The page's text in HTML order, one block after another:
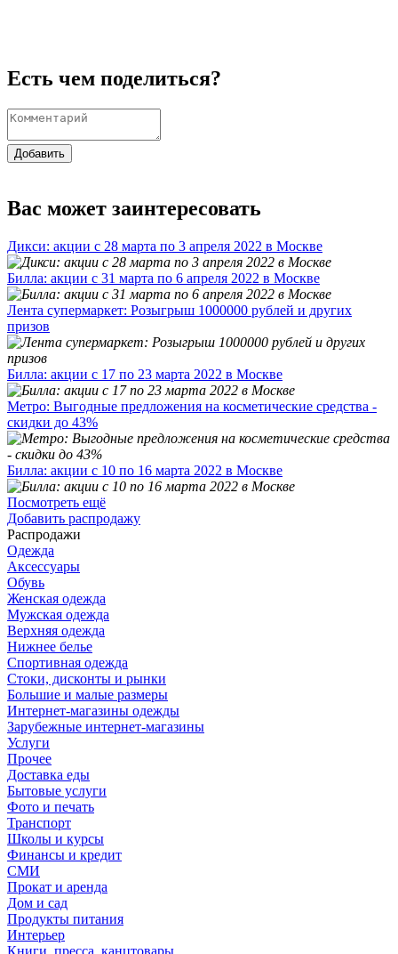
Есть чем поделиться?
Добавить
Вас может заинтересовать
Дикси: акции с 28 марта по 3 апреля 2022 в Москве
Билла: акции с 31 марта по 6 апреля 2022 в Москве
Лента супермаркет: Розыгрыш 1000000 рублей и других
призов
Билла: акции с 17 по 23 марта 2022 в Москве
Метро: Выгодные предложения на косметические средства -
скидки до 43%
Билла: акции с 10 по 16 марта 2022 в Москве
Посмотреть ещё
Добавить распродажу
Распродажи
Одежда
Аксессуары
Обувь
Женская одежда
Мужская одежда
Верхняя одежда
Нижнее белье
Спортивная одежда
Стоки, дисконты и рынки
Большие и малые размеры
Интернет-магазины одежды
Зарубежные интернет-магазины
Услуги
Прочее
Доставка еды
Бытовые услуги
Фото и печать
Транспорт
Школы и курсы
Финансы и кредит
СМИ
Прокат и аренда
Дом и сад
Продукты питания
Интерьер
Книги, пресса, канцтовары